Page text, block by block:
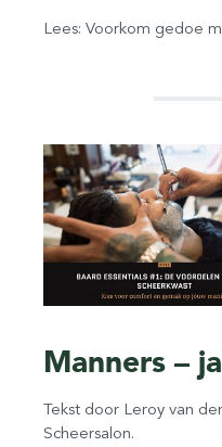
Lees: Voorkom gedoe
Manners –
Tekst door Leroy van
Scheersalon.